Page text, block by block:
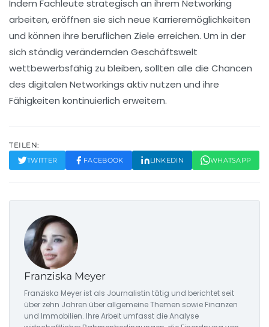
Indem Fachleute strategisch an ihrem Networking
arbeiten, eröffnen sie sich neue Karrieremöglichkeiten
und können ihre beruflichen Ziele erreichen. Um in der
sich ständig verändernden Geschäftswelt
wettbewerbsfähig zu bleiben, sollten alle die Chancen
des digitalen Networkings aktiv nutzen und ihre
Fähigkeiten kontinuierlich erweitern.
TEILEN:
TWITTER FACEBOOK LINKEDIN WHATSAPP
Franziska Meyer
Franziska Meyer ist als Journalistin tätig und berichtet seit
über zehn Jahren über allgemeine Themen sowie Finanzen
und Immobilien. Ihre Arbeit umfasst die Analyse